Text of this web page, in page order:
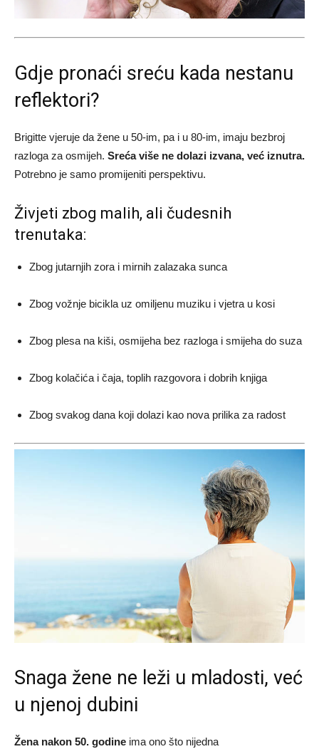
Gdje pronaći sreću kada nestanu
reflektori?
Brigitte vjeruje da žene u 50-im, pa i u 80-im, imaju bezbroj
razloga za osmijeh. Sreća više ne dolazi izvana, već iznutra.
Potrebno je samo promijeniti perspektivu.
Živjeti zbog malih, ali čudesnih
trenutaka:
Zbog jutarnjih zora i mirnih zalazaka sunca
Zbog vožnje bicikla uz omiljenu muziku i vjetra u kosi
Zbog plesa na kiši, osmijeha bez razloga i smijeha do suza
Zbog kolačića i čaja, toplih razgovora i dobrih knjiga
Zbog svakog dana koji dolazi kao nova prilika za radost
Snaga žene ne leži u mladosti, već
u njenoj dubini
Žena nakon 50. godine ima ono što nijedna